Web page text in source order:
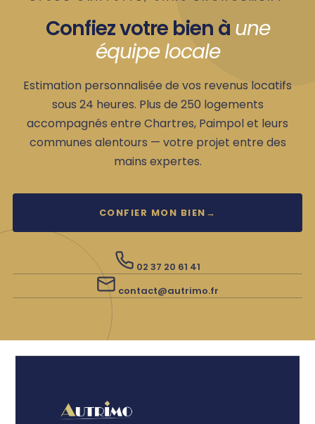
Confiez votre bien à une
équipe locale
Estimation personnalisée de vos revenus locatifs
sous 24 heures. Plus de 250 logements
accompagnés entre Chartres, Paimpol et leurs
communes alentours — votre projet entre des
mains expertes.
CONFIER MON BIEN →
02 37 20 61 41
contact@autrimo.fr